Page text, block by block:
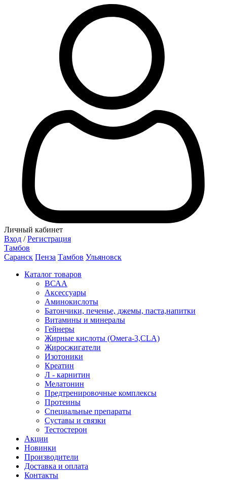
Личный кабинет
Вход / Регистрация
Тамбов
Саранск Пенза Тамбов Ульяновск
Каталог товаров
ВСАА
Аксессуары
Аминокислоты
Батончики, печенье, джемы, паста,напитки
Витамины и минералы
Гейнеры
Жирные кислоты (Омега-3,CLA)
Жиросжигатели
Изотоники
Креатин
Л - карнитин
Мелатонин
Предтренировочные комплексы
Протеины
Специальные препараты
Суставы и связки
Тестостерон
Акции
Новинки
Производители
Доставка и оплата
Контакты